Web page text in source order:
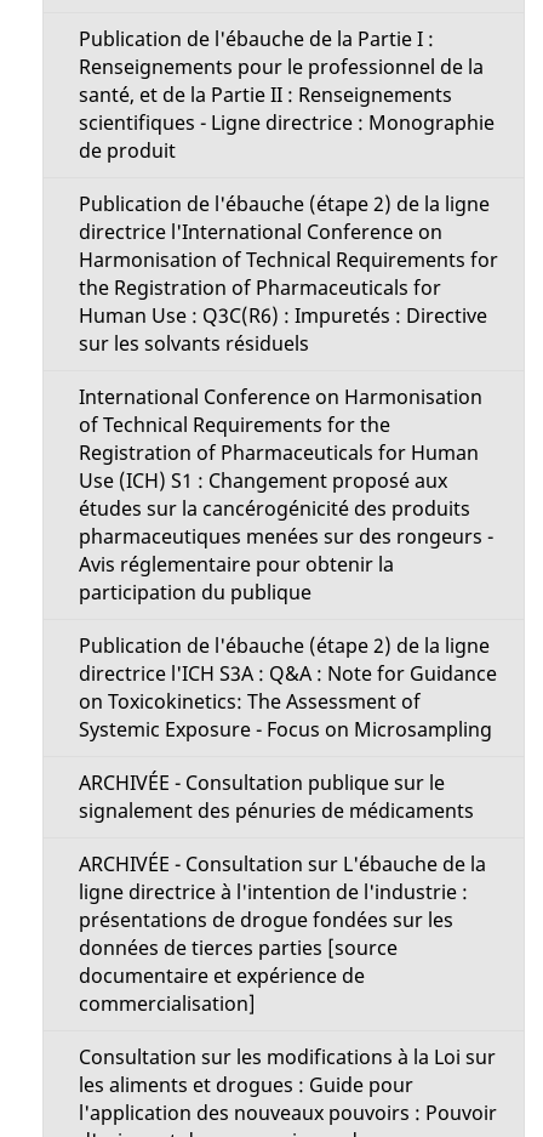
Publication de l'ébauche de la Partie I :
Renseignements pour le professionnel de la
santé, et de la Partie II : Renseignements
scientifiques - Ligne directrice : Monographie
de produit
Publication de l'ébauche (étape 2) de la ligne
directrice l'International Conference on
Harmonisation of Technical Requirements for
the Registration of Pharmaceuticals for
Human Use : Q3C(R6) : Impuretés : Directive
sur les solvants résiduels
International Conference on Harmonisation
of Technical Requirements for the
Registration of Pharmaceuticals for Human
Use (ICH) S1 : Changement proposé aux
études sur la cancérogénicité des produits
pharmaceutiques menées sur des rongeurs -
Avis réglementaire pour obtenir la
participation du publique
Publication de l'ébauche (étape 2) de la ligne
directrice l'ICH S3A : Q&A : Note for Guidance
on Toxicokinetics: The Assessment of
Systemic Exposure - Focus on Microsampling
ARCHIVÉE - Consultation publique sur le
signalement des pénuries de médicaments
ARCHIVÉE - Consultation sur L'ébauche de la
ligne directrice à l'intention de l'industrie :
présentations de drogue fondées sur les
données de tierces parties [source
documentaire et expérience de
commercialisation]
Consultation sur les modifications à la Loi sur
les aliments et drogues : Guide pour
l'application des nouveaux pouvoirs : Pouvoir